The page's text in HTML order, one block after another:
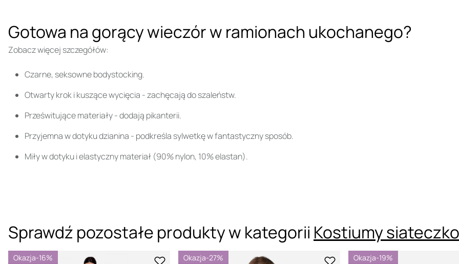
Gotowa na gorący wieczór w ramionach ukochanego?
Zobacz więcej szczegółów:
Czarne, seksowne bodystocking.
Otwarty krok i kuszące wycięcia - zachęcają do szaleństw.
Prześwitujące materiały - dodają pikanterii.
Przyjemna w dotyku dzianina - podkreśla sylwetkę w fantastyczny sposób.
Miły w dotyku i elastyczny materiał (90% nylon, 10% elastan).
Sprawdź pozostałe produkty w kategorii Kostiumy
Okazja-16% Okazja-27% Okazja-19%